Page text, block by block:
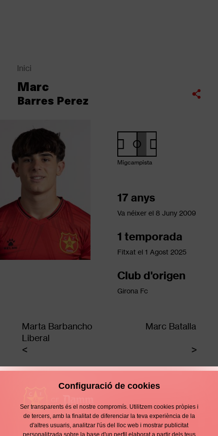
Fil
d'Ariadna
Inici
Marc
Barres Perez
Compartir
Migcampista
17 anys
Va néixer el 8 Juny 2009
1 temporada
Fitxat el 1 Agost 2025
Club d'origen
Girona Fc
Marta Barbancho
Liberal
Marc Batalla
Contacte
Configuració de cookies
Ser transparents és el nostre compromís. Utilitzem cookies pròpies i
de tercers, amb la finalitat de diferenciar la teva experiència de la
d'altres usuaris, analitzar l'ús del lloc web i mostrar publicitat
personalitzada sobre la base d'un perfil elaborat a partir dels teus